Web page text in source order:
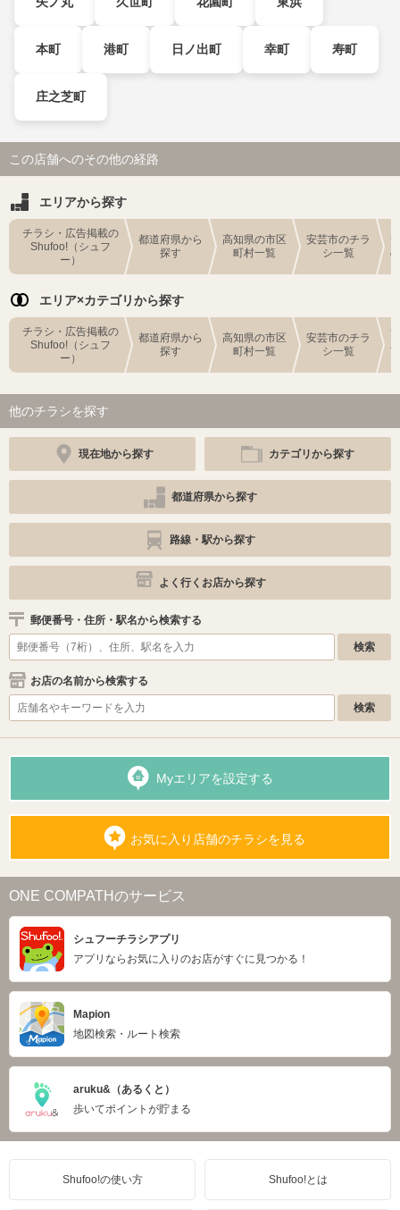
本町 港町 日ノ出町 幸町 寿町
庄之芝町
この店舗へのその他の経路
エリアから探す
チラシ・広告掲載の
Shufoo!（シュフ
ー）
都道府県から
探す
高知県の市区
町村一覧
安芸市のチラ
シ一覧
エリア×カテゴリから探す
チラシ・広告掲載の
Shufoo!（シュフ
ー）
都道府県から
探す
高知県の市区
町村一覧
安芸市のチラ
シ一覧
他のチラシを探す
現在地から探す カテゴリから探す
都道府県から探す
路線・駅から探す
よく行くお店から探す
郵便番号・住所・駅名から検索する
お店の名前から検索する
Myエリアを設定する
お気に入り店舗のチラシを見る
ONE COMPATHのサービス
シュフーチラシアプリ
アプリならお気に入りのお店がすぐに見つかる！
Mapion
地図検索・ルート検索
aruku&（あるくと）
歩いてポイントが貯まる
Shufoo!の使い方 Shufoo!とは